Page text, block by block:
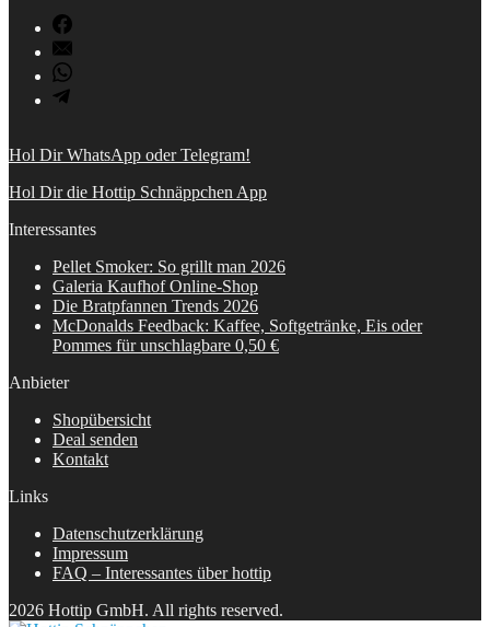
Hol Dir WhatsApp oder Telegram!
Hol Dir die Hottip Schnäppchen App
Interessantes
Pellet Smoker: So grillt man 2026
Galeria Kaufhof Online-Shop
Die Bratpfannen Trends 2026
McDonalds Feedback: Kaffee, Softgetränke, Eis oder
Pommes für unschlagbare 0,50 €
Anbieter
Shopübersicht
Deal senden
Kontakt
Links
Datenschutzerklärung
Impressum
FAQ – Interessantes über hottip
2026 Hottip GmbH. All rights reserved.